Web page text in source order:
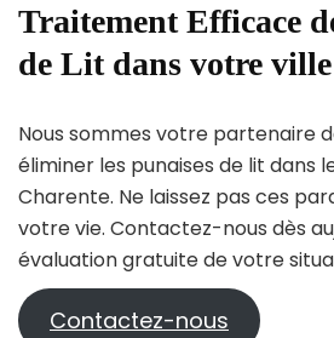
Traitement Efficace
de Lit dans votre ville
Nous sommes votre partenaire
éliminer les punaises de lit dans
Charente. Ne laissez pas ces
votre vie. Contactez-nous dès
évaluation gratuite de votre
Contactez-nous